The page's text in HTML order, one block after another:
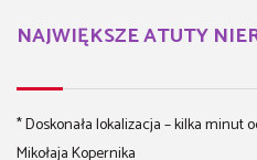
NAJWIĘKSZE ATUTY
* Doskonała lokalizacja – kilka minut
Mikołaja Kopernika